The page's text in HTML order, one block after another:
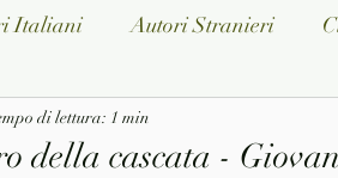
Italiani Autori Stranieri
Ragazzi
della cascata -
di lettura: 1 min